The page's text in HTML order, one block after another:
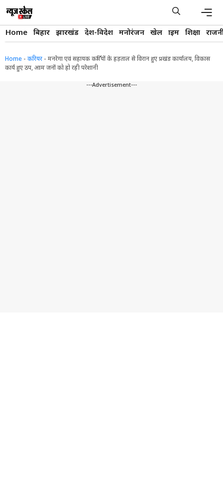
content
Home बिहार झारखंड देश-विदेश मनोरंजन खेल क्राइम शिक्षा
Home - करियर - मनरेगा एवं सहायक कर्मियों के हड़ताल से विरान हुए प्रखंड कार्यालय, विकास
कार्य हुए ठप, आम जनों को हो रही परेशानी
---Advertisement---